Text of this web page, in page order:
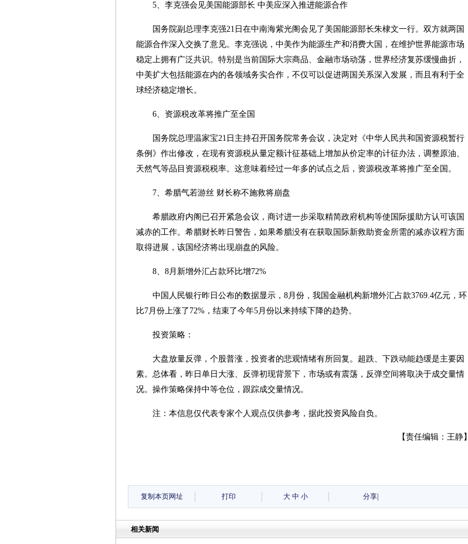
5、李克强会见美国能源部长 中美应深入推进能源合作
国务院副总理李克强21日在中南海紫光阁会见了美国能源部长朱棣文一行。双方就两国
能源合作深入交换了意见。李克强说，中美作为能源生产和消费大国，在维护世界能源市场
稳定上拥有广泛共识。特别是当前国际大宗商品、金融市场动荡，世界经济复苏缓慢曲折，
中美扩大包括能源在内的各领域务实合作，不仅可以促进两国关系深入发展，而且有利于全
球经济稳定增长。
6、资源税改革将推广至全国
国务院总理温家宝21日主持召开国务院常务会议，决定对《中华人民共和国资源税暂行
条例》作出修改，在现有资源税从量定额计征基础上增加从价定率的计征办法，调整原油、
天然气等品目资源税税率。这意味着经过一年多的试点之后，资源税改革将推广至全国。
7、希腊气若游丝 财长称不施救将崩盘
希腊政府内阁已召开紧急会议，商讨进一步采取精简政府机构等使国际援助方认可该国
减赤的工作。希腊财长昨日警告，如果希腊没有在获取国际新救助资金所需的减赤议程方面
取得进展，该国经济将出现崩盘的风险。
8、8月新增外汇占款环比增72%
中国人民银行昨日公布的数据显示，8月份，我国金融机构新增外汇占款3769.4亿元，环
比7月份上涨了72%，结束了今年5月份以来持续下降的趋势。
投资策略：
大盘放量反弹，个股普涨，投资者的悲观情绪有所回复。超跌、下跌动能趋缓是主要因
素。总体看，昨日单日大涨、反弹初现背景下，市场或有震荡，反弹空间将取决于成交量情
况。操作策略保持中等仓位，跟踪成交量情况。
注：本信息仅代表专家个人观点仅供参考，据此投资风险自负。
【责任编辑：王静】
复制本页网址 打印 大 中 小 分享
相关新闻